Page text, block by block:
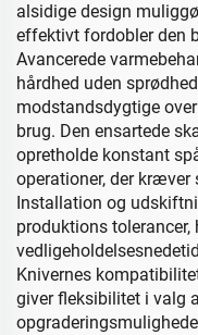
alsidige design
effektivt fordobler den
Avancerede
hårdhed uden
modstandsdygtige
brug. Den ensartede
opretholde konstant
operationer, der kræver
Installation og
produktions tolerancer,
Knivernes
giver fleksibilitet i valg